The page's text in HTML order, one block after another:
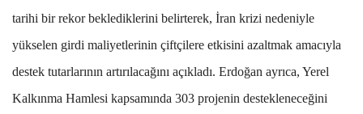
tarihi bir rekor beklediklerini belirterek, İran krizi nedeniyle
yükselen girdi maliyetlerinin çiftçilere etkisini azaltmak amacıyla
destek tutarlarının artırılacağını açıkladı. Erdoğan ayrıca, Yerel
Kalkınma Hamlesi kapsamında 303 projenin destekleneceğini